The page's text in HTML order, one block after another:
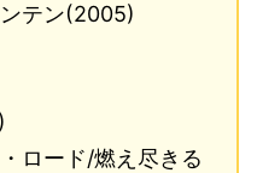
テン(2005)
ロード/燃え尽きる